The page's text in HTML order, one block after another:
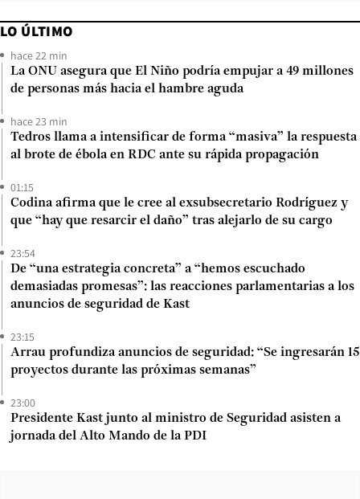
LO ÚLTIMO
hace 22 min
La ONU asegura que El Niño podría empujar a 49 millones
de personas más hacia el hambre aguda
hace 23 min
Tedros llama a intensificar de forma “masiva” la respuesta
al brote de ébola en RDC ante su rápida propagación
01:15
Codina afirma que le cree al exsubsecretario Rodríguez y
que “hay que resarcir el daño” tras alejarlo de su cargo
23:54
De “una estrategia concreta” a “hemos escuchado
demasiadas promesas”: las reacciones parlamentarias a los
anuncios de seguridad de Kast
23:15
Arrau profundiza anuncios de seguridad: “Se ingresarán 15
proyectos durante las próximas semanas”
23:00
Presidente Kast junto al ministro de Seguridad asisten a
jornada del Alto Mando de la PDI